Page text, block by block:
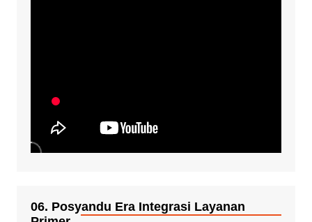
06. Posyandu Era Integrasi Layanan